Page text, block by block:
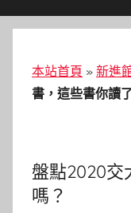
本站首頁 » 新進
書，這些書你讀
盤點2020交
嗎？